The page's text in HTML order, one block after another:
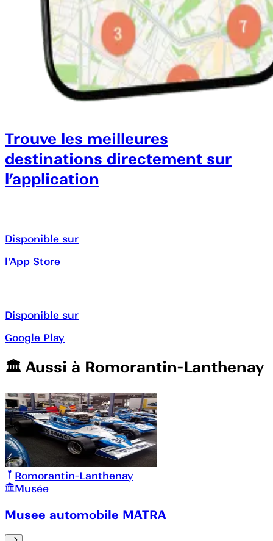
Trouve les meilleures
destinations directement sur
l’application
Disponible sur
l'App Store
Disponible sur
Google Play
🏛️️ Aussi à Romorantin-Lanthenay
Romorantin-Lanthenay
Musée
Musee automobile MATRA